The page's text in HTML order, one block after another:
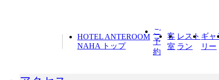
HOTEL ANTEROOM
NAHA トップ
ご
予
約
客
室
レスト
ラン
ギャ
リー